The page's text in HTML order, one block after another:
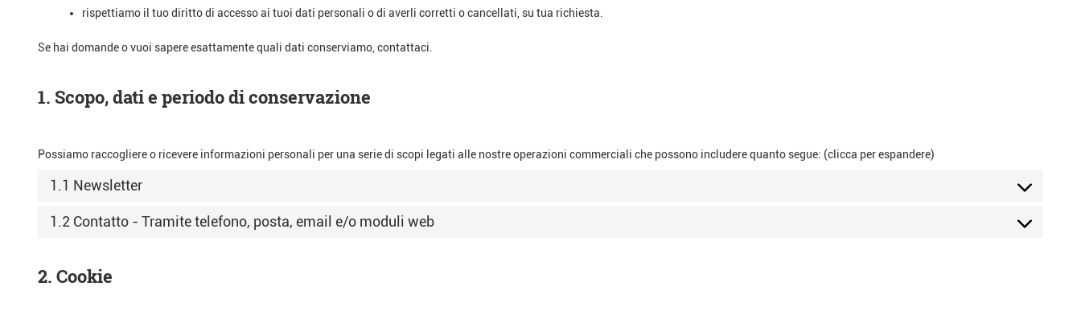
rispettiamo il tuo diritto di accesso ai tuoi dati personali o di averli corretti o cancellati, su tua richiesta.
Se hai domande o vuoi sapere esattamente quali dati conserviamo, contattaci.
1. Scopo, dati e periodo di conservazione
Possiamo raccogliere o ricevere informazioni personali per una serie di scopi legati alle nostre operazioni commerciali che possono includere quanto segue: (clicca per espandere)
1.1 Newsletter
1.2 Contatto - Tramite telefono, posta, email e/o moduli web
2. Cookie